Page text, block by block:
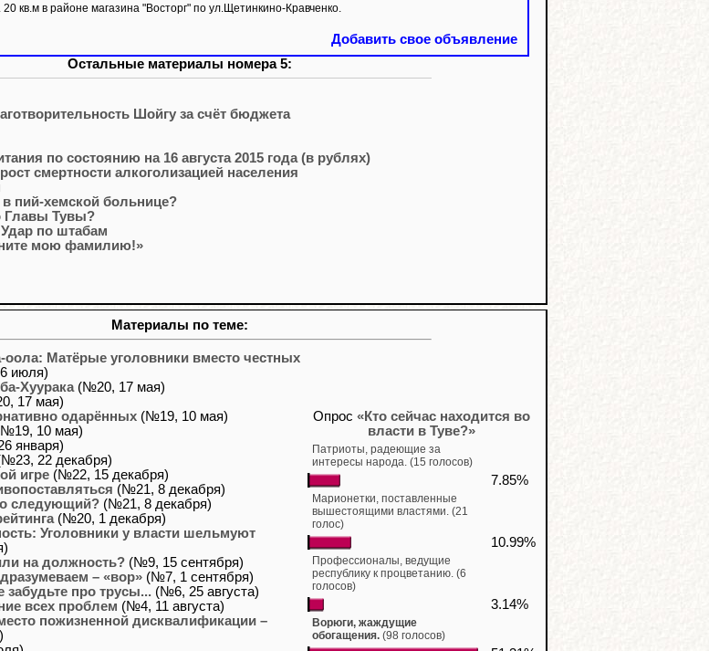
кв.м в районе магазина "Восторг" по ул.Щетинкино-Кравченко.
Добавить свое объявление
Остальные материалы номера 5:
Шойгу за счёт бюджета
по состоянию на 16 августа 2015 года (в рублях)
смертности алкоголизацией населения
в пий-хемской больнице?
Главы Тувы?
по штабам
мою фамилию!»
Материалы по теме:
оола: Матёрые уголовники вместо честных
июля)
Хуурака(№20, 17 мая)
17 мая)
одарённых (№19, 10 мая)
10 мая)
января)
22 декабря)
игре (№22, 15 декабря)
(№21, 8 декабря)
следующий? (№21, 8 декабря)
(№20, 1 декабря)
Уголовники у власти шельмуют
на должность? (№9, 15 сентября)
– «вор» (№7, 1 сентября)
забудьте про трусы... (№6, 25 августа)
всех проблем (№4, 11 августа)
пожизненной дисквалификации –
Опрос «Кто сейчас находится во
власти в Туве?»
Патриоты, радеющие за
интересы народа. (15 голосов)
7.85%
Марионетки, поставленные
вышестоящими властями. (21
голос)
10.99%
Профессионалы, ведущие
республику к процветанию. (6
голосов)
3.14%
Ворюги, жаждущие
обогащения. (98 голосов)